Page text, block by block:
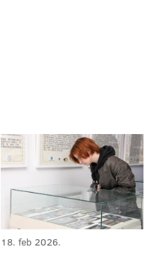
18. feb 2026.